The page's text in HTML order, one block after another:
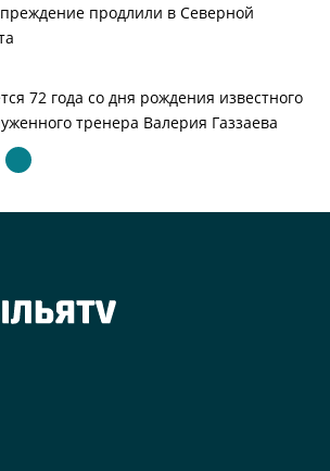
продлили в Северной
72 года со дня рождения известного
тренера Валерия Газзаева